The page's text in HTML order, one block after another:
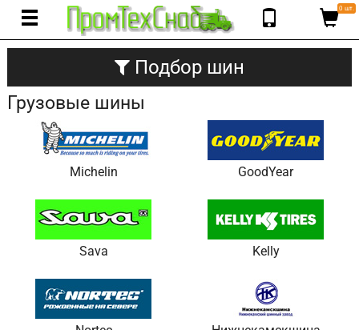
0 шт.
Подбор шин
Грузовые шины
Michelin GoodYear
Sava Kelly